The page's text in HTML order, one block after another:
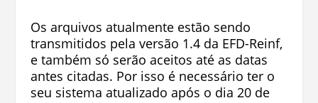
Os arquivos atualmente estão sendo
transmitidos pela versão 1.4 da EFD-Reinf,
e também só serão aceitos até as datas
antes citadas. Por isso é necessário ter o
seu sistema atualizado após o dia 20 de